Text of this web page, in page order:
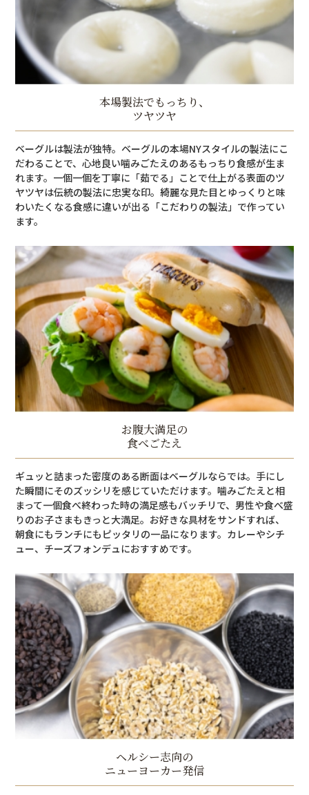
本場製法でもっちり、
ツヤツヤ
ベーグルは製法が独特。ベーグルの本場NYスタイルの製法にこ
だわることで、心地良い噛みごたえのあるもっちり食感が生ま
れます。一個一個を丁寧に「茹でる」ことで仕上がる表面のツ
ヤツヤは伝統の製法に忠実な印。綺麗な見た目とゆっくりと味
わいたくなる食感に違いが出る「こだわりの製法」で作ってい
ます。
お腹大満足の
食べごたえ
ギュッと詰まった密度のある断面はベーグルならでは。手にし
た瞬間にそのズッシリを感じていただけます。噛みごたえと相
まって一個食べ終わった時の満足感もバッチリで、男性や食べ盛
りのお子さまもきっと大満足。お好きな具材をサンドすれば、
朝食にもランチにもピッタリの一品になります。カレーやシチ
ュー、チーズフォンデュにおすすめです。
ヘルシー志向の
ニューヨーカー発信